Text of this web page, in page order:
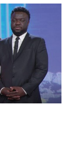
attentati tra
Lo speciale
sul Mostro di
ancora
mai
anche
realizzata